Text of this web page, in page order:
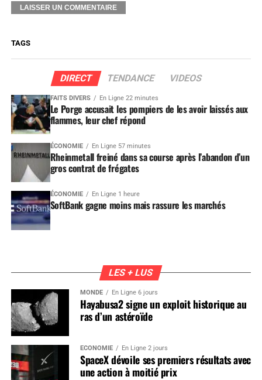
TAGS
DIRECT TENDANCE VIDEOS
FAITS DIVERS En Ligne 22 minutes
Le Porge accusait les pompiers de les avoir laissés aux
flammes, leur chef répond
ÉCONOMIE En Ligne 57 minutes
Rheinmetall freiné dans sa course après l’abandon d’un
gros contrat de frégates
ÉCONOMIE En Ligne 1 heure
SoftBank gagne moins mais rassure les marchés
LES + LUS
MONDE En Ligne 6 jours
Hayabusa2 signe un exploit historique au
ras d’un astéroïde
ÉCONOMIE En Ligne 2 jours
SpaceX dévoile ses premiers résultats avec
une action à moitié prix